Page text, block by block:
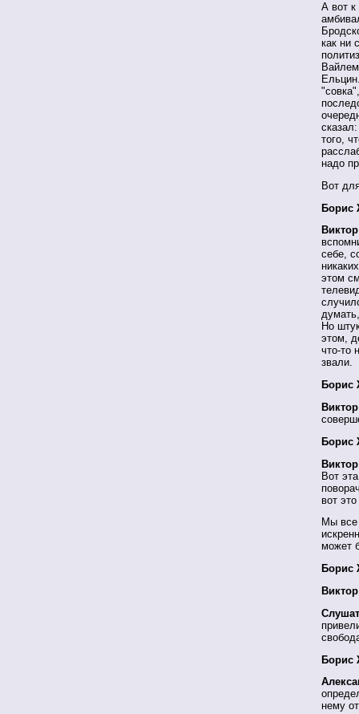
А вот к
как ни
того,
надо
Вот
Борис
себе,
этом
Но
этом,
что-то
звали.
Борис
Борис
Вот
вот
Мы все
может
Борис
Борис
нему